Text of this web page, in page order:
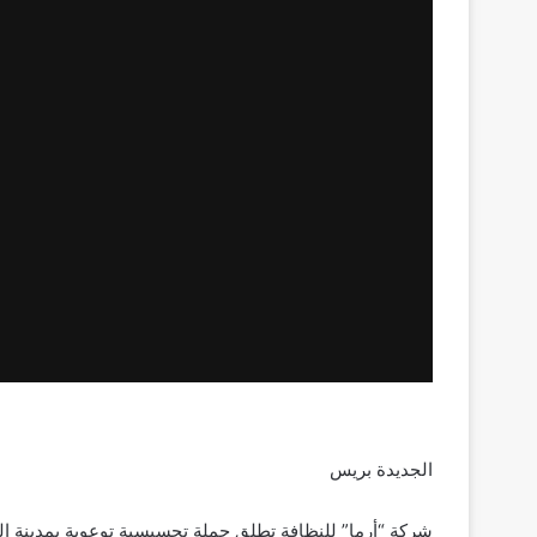
الجديدة بريس
شركة “أرما” للنظافة تطلق حملة تحسيسية توعوية بمدينة